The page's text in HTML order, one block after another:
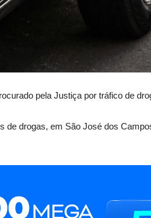
pela Justiça por tráfico de
drogas, em São José dos